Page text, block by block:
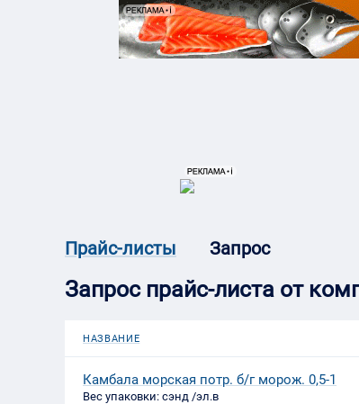
Прайс-листы Запрос
Запрос прайс-листа от
НАЗВАНИЕ
Камбала морская потр. б/г морож. 0,5-1
Вес упаковки: сэнд /эл.в